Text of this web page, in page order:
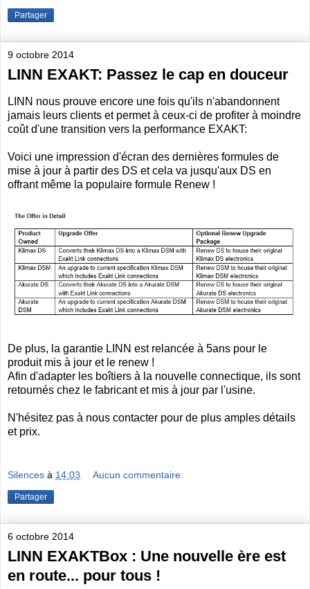
Partager
9 octobre 2014
LINN EXAKT: Passez le cap en douceur
LINN nous prouve encore une fois qu'ils n'abandonnent
jamais leurs clients et permet à ceux-ci de profiter à moindre
coût d'une transition vers la performance EXAKT:
Voici une impression d'écran des dernières formules de
mise à jour à partir des DS et cela va jusqu'aux DS en
offrant même la populaire formule Renew !
De plus, la garantie LINN est relancée à 5ans pour le
produit mis à jour et le renew !
Afin d'adapter les boîtiers à la nouvelle connectique, ils sont
retournés chez le fabricant et mis à jour par l'usine.
N'hésitez pas à nous contacter pour de plus amples détails
et prix.
Silences à 14:03 Aucun commentaire:
Partager
6 octobre 2014
LINN EXAKTBox : Une nouvelle ère est
en route... pour tous !